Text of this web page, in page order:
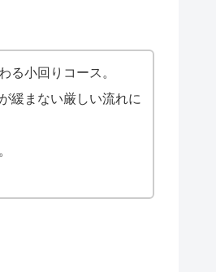
る小回りコース。
緩まない厳しい流れに